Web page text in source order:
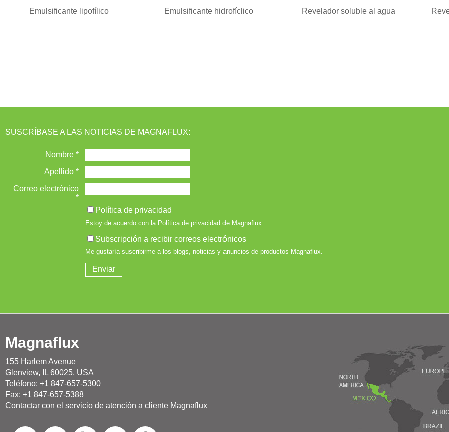
Emulsificante lipofílico Emulsificante hidrofíclico Revelador soluble al agua
SUSCRÍBASE A LAS NOTICIAS DE MAGNAFLUX:
Magnaflux
155 Harlem Avenue
Glenview, IL 60025, USA
Teléfono: +1 847-657-5300
Fax: +1 847-657-5388
Contactar con el servicio de atención a cliente Magnaflux